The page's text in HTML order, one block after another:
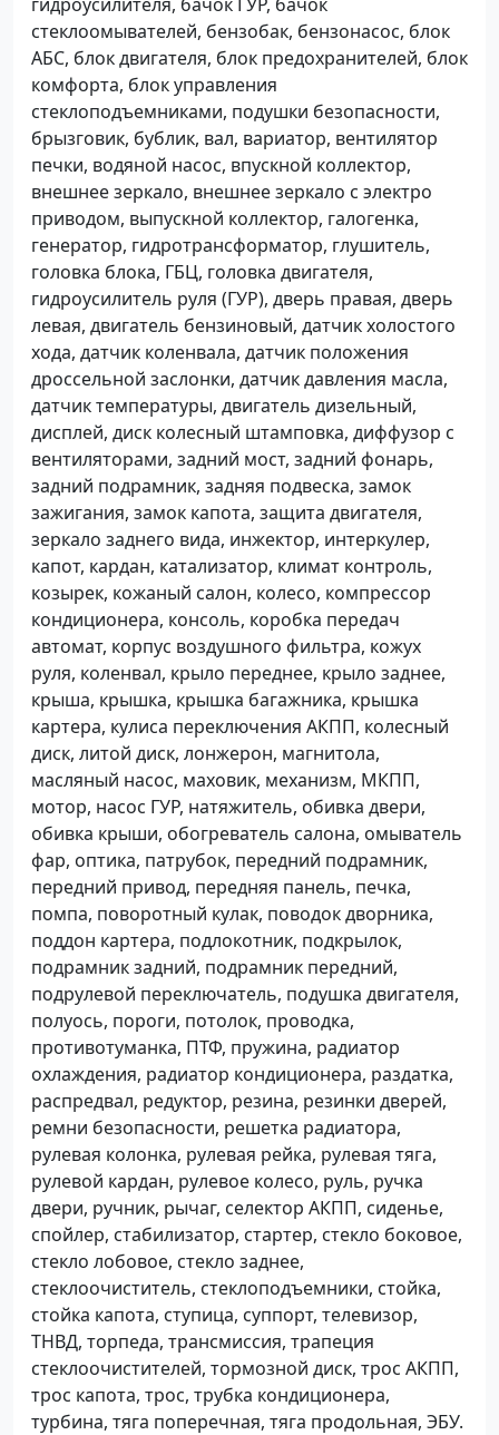
стеклоомывателей, бензобак, бензонасос, блок
АБС, блок двигателя, блок предохранителей, блок
комфорта, блок управления
стеклоподъемниками, подушки безопасности,
брызговик, бублик, вал, вариатор, вентилятор
печки, водяной насос, впускной коллектор,
внешнее зеркало, внешнее зеркало с электро
приводом, выпускной коллектор, галогенка,
генератор, гидротрансформатор, глушитель,
головка блока, ГБЦ, головка двигателя,
гидроусилитель руля (ГУР), дверь правая, дверь
левая, двигатель бензиновый, датчик холостого
хода, датчик коленвала, датчик положения
дроссельной заслонки, датчик давления масла,
датчик температуры, двигатель дизельный,
дисплей, диск колесный штамповка, диффузор с
вентиляторами, задний мост, задний фонарь,
задний подрамник, задняя подвеска, замок
зажигания, замок капота, защита двигателя,
зеркало заднего вида, инжектор, интеркулер,
капот, кардан, катализатор, климат контроль,
козырек, кожаный салон, колесо, компрессор
кондиционера, консоль, коробка передач
автомат, корпус воздушного фильтра, кожух
руля, коленвал, крыло переднее, крыло заднее,
крыша, крышка, крышка багажника, крышка
картера, кулиса переключения АКПП, колесный
диск, литой диск, лонжерон, магнитола,
масляный насос, маховик, механизм, МКПП,
мотор, насос ГУР, натяжитель, обивка двери,
обивка крыши, обогреватель салона, омыватель
фар, оптика, патрубок, передний подрамник,
передний привод, передняя панель, печка,
помпа, поворотный кулак, поводок дворника,
поддон картера, подлокотник, подкрылок,
подрамник задний, подрамник передний,
подрулевой переключатель, подушка двигателя,
полуось, пороги, потолок, проводка,
противотуманка, ПТФ, пружина, радиатор
охлаждения, радиатор кондиционера, раздатка,
распредвал, редуктор, резина, резинки дверей,
ремни безопасности, решетка радиатора,
рулевая колонка, рулевая рейка, рулевая тяга,
рулевой кардан, рулевое колесо, руль, ручка
двери, ручник, рычаг, селектор АКПП, сиденье,
спойлер, стабилизатор, стартер, стекло боковое,
стекло лобовое, стекло заднее,
стеклоочиститель, стеклоподъемники, стойка,
стойка капота, ступица, суппорт, телевизор,
ТНВД, торпеда, трансмиссия, трапеция
стеклоочистителей, тормозной диск, трос АКПП,
трос капота, трос, трубка кондиционера,
турбина, тяга поперечная, тяга продольная, ЭБУ.